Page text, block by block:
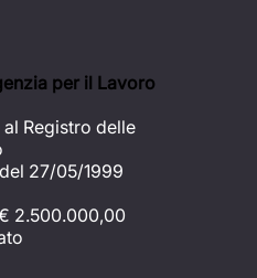
per il Lavoro
al Registro delle
27/05/1999
2.500.000,00